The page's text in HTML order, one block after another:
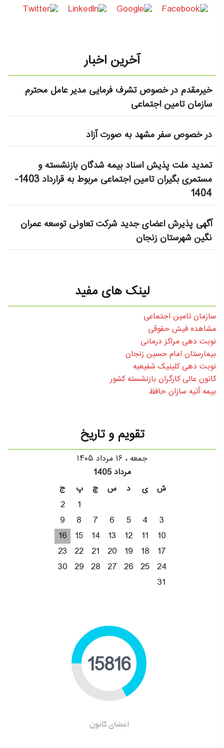
آخرین اخبار
خیرمقدم در خصوص تشرف فرمایی مدیر عامل محترم
سازمان تامین اجتماعی
در خصوص سفر مشهد به صورت آزاد
تمدید ملت پذیش اسناد بیمه شدگان بازنشسته و
مستمری بگیران تامین اجتماعی مربوط به قرارداد 1403-
1404
آگهی پذیرش اعضای جدید شرکت تعاونی توسعه عمران
نگین شهرستان زنجان
لینک های مفید
سازمان تامین اجتماعی
مشاهده فیش حقوقی
نوبت دهی مراکز درمانی
بیمارستان امام حسین زنجان
نوبت دهی کلینیک شفیعیه
کانون عالی کارگران بازنشسته کشور
بیمه آتیه سازان حافظ
تقویم و تاریخ
جمعه ، ۱۶ مرداد ۱۴۰۵
مرداد 1405
ج
پ چ س د ی
ش
2
1
9
8 7 6 5 4
3
16
15 14 13 12 11
10
23 22 21 20 19 18
17
30 29 28 27 26 25 24
31
19330
اعضای کانون